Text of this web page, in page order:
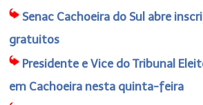
Senac Cachoeira do Sul abre
gratuitos
Presidente e Vice do Tribunal
em Cachoeira nesta quinta-feira